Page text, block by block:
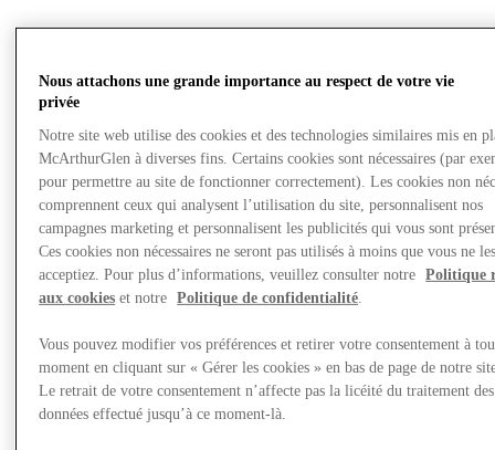
Nous attachons une grande importance au respect de votre vie
privée
Notre site web utilise des cookies et des technologies similaires mis en
McArthurGlen à diverses fins. Certains cookies sont nécessaires (par
pour permettre au site de fonctionner correctement). Les cookies non
comprennent ceux qui analysent l’utilisation du site, personnalisent nos
campagnes marketing et personnalisent les publicités qui vous sont
Ces cookies non nécessaires ne seront pas utilisés à moins que vous ne
acceptiez. Pour plus d’informations, veuillez consulter notre
Politique
aux cookies et notre Politique de confidentialité
Vous pouvez modifier vos préférences et retirer votre consentement à
moment en cliquant sur « Gérer les cookies » en bas de page de notre
Le retrait de votre consentement n’affecte pas la licéité du traitement des
données effectué jusqu’à ce moment-là.